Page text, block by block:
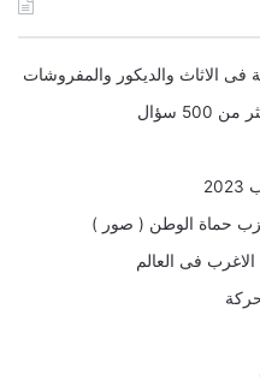
فى الاثاث والديكور والمفروشات
سؤال
حماة الوطن ( صور )
فى العالم